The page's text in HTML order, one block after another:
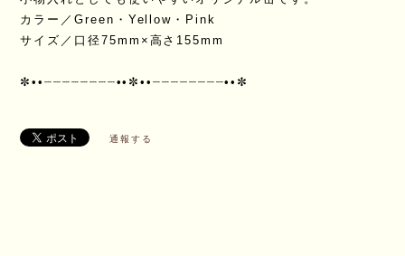
カラー／Green・Yellow・Pink
サイズ／口径75mm×高さ155mm
✼••┈┈┈┈┈┈┈┈••✼••┈┈┈┈┈┈┈┈••✼
通報する